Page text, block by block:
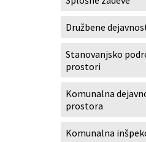
Družbene
Stanovanjsko
prostori
Komunalna
prostora
Komunalna